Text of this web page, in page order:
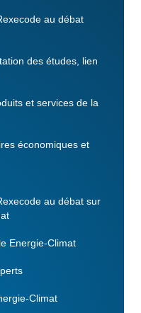
au débat
des études, lien
et services de la
économiques et
au débat sur
Energie-Climat
Climat